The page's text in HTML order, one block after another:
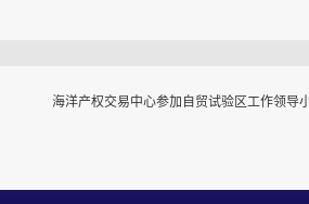
海洋产权交易中心参加自贸试验区工作领导